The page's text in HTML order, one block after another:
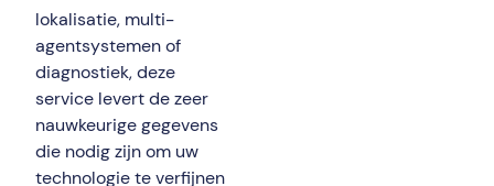
lokalisatie, multi-
agentsystemen of
diagnostiek, deze
service levert de zeer
nauwkeurige gegevens
die nodig zijn om uw
technologie te verfijnen